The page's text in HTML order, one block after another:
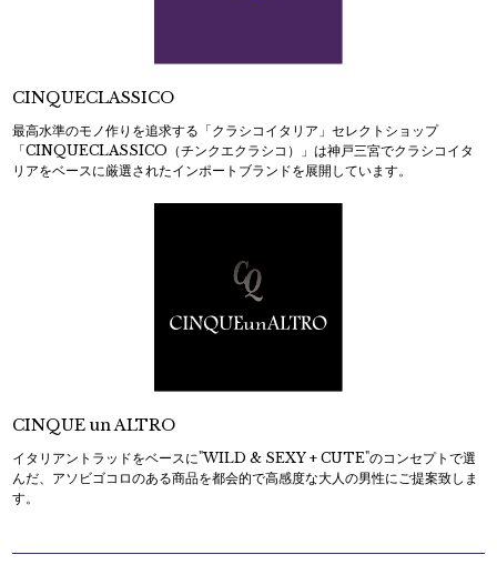
CINQUECLASSICO
最高水準のモノ作りを追求する「クラシコイタリア」セレクトショップ
「CINQUECLASSICO（チンクエクラシコ）」は神戸三宮でクラシコイタ
リアをベースに厳選されたインポートブランドを展開しています。
CINQUE un ALTRO
イタリアントラッドをベースに"WILD & SEXY + CUTE"のコンセプトで選
んだ、アソビゴコロのある商品を都会的で高感度な大人の男性にご提案致しま
す。